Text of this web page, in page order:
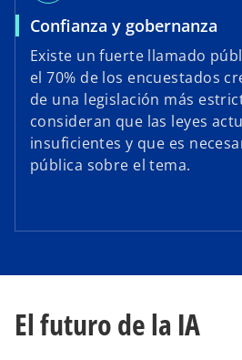
Confianza y gobernanza
Existe un fuerte llamado
el 70% de los encuestados
de una legislación más
consideran que las leyes
insuficientes y que es
pública sobre el tema.
El futuro de la IA